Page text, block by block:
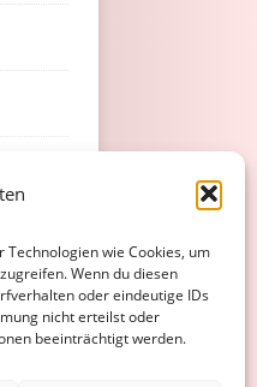
wie Cookies, um
Wenn du diesen
oder eindeutige IDs
nicht erteilst oder
beeinträchtigt werden.